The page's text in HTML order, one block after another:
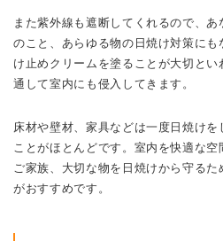
また紫外線も遮断してくれるので、
のこと、あらゆる物の日焼け対策にも
け止めクリームを塗ることが大切と
通して室内にも侵入してきます。
床材や壁材、家具などは一度日焼け
ことがほとんどです。 室内を快適な空
ご家族、大切な物を日焼けから守る
がおすすめです。